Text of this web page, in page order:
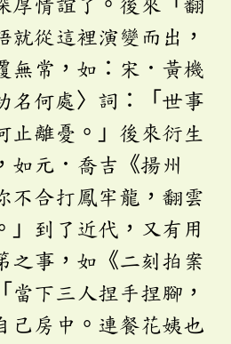
厚情誼了。後來「翻
就從這裡演變而出，
無常，如：宋．黃機
名何處〉詞：「世事
止離憂。」後來衍生
如元．喬吉《揚州
不合打鳳牢龍，翻雲
」到了近代，又有用
之事，如《二刻拍案
當下三人捏手捏腳，
己房中。連餐花姨也